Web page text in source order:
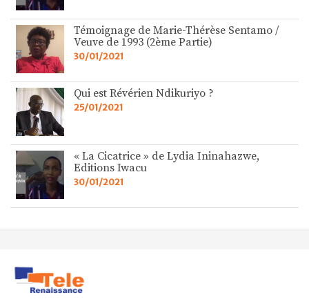
Témoignage de Marie-Thérèse Sentamo /
Veuve de 1993 (2ème Partie)
30/01/2021
Qui est Révérien Ndikuriyo ?
25/01/2021
« La Cicatrice » de Lydia Ininahazwe,
Editions Iwacu
30/01/2021